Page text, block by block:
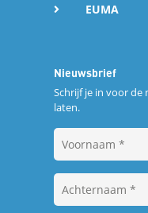
EUMA
Nieuwsbrief
Schrijf je in voor de
laten.